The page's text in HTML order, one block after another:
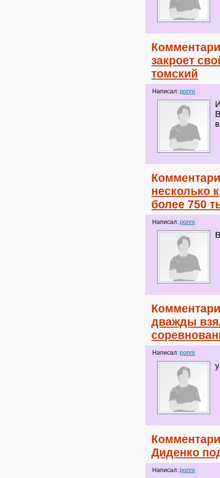
закроет
томский
Написал:ponni
несколько
более 750
Написал:ponni
дважды
Написал:ponni
Диденко
Написал:ponni